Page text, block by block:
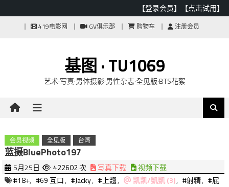
【登录会员】 【点击试用】
419电影网 GV俱乐部 购物车 注册会员
基图 · TU1069
艺术·写真·男体摄影·男性杂志·全见版·BTS花絮
会员视频 全见版 台湾
蓝摄BluePhoto197
5月25日 422602 次 写真下载
视频下载
#18+, #69 互口, #Jacky, #上翘, 凯凯/凱凱 (3), #射精, #屁